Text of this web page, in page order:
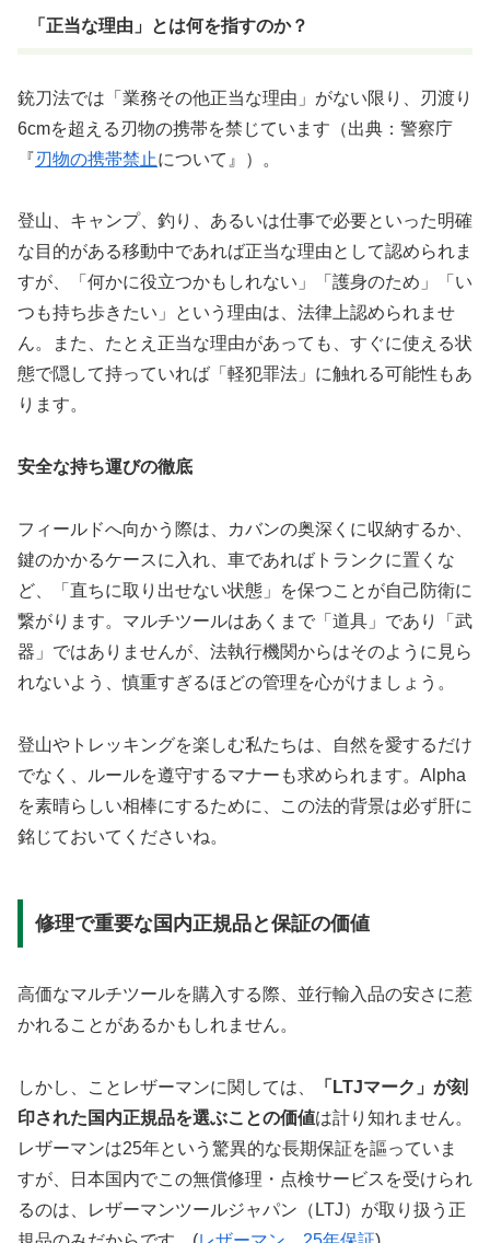
「正当な理由」とは何を指すのか？
銃刀法では「業務その他正当な理由」がない限り、刃渡り
6cmを超える刃物の携帯を禁じています（出典：警察庁
『刃物の携帯禁止について』）。
登山、キャンプ、釣り、あるいは仕事で必要といった明確
な目的がある移動中であれば正当な理由として認められま
すが、「何かに役立つかもしれない」「護身のため」「い
つも持ち歩きたい」という理由は、法律上認められませ
ん。また、たとえ正当な理由があっても、すぐに使える状
態で隠して持っていれば「軽犯罪法」に触れる可能性もあ
ります。
安全な持ち運びの徹底
フィールドへ向かう際は、カバンの奥深くに収納するか、
鍵のかかるケースに入れ、車であればトランクに置くな
ど、「直ちに取り出せない状態」を保つことが自己防衛に
繋がります。マルチツールはあくまで「道具」であり「武
器」ではありませんが、法執行機関からはそのように見ら
れないよう、慎重すぎるほどの管理を心がけましょう。
登山やトレッキングを楽しむ私たちは、自然を愛するだけ
でなく、ルールを遵守するマナーも求められます。Alpha
を素晴らしい相棒にするために、この法的背景は必ず肝に
銘じておいてくださいね。
修理で重要な国内正規品と保証の価値
高価なマルチツールを購入する際、並行輸入品の安さに惹
かれることがあるかもしれません。
しかし、ことレザーマンに関しては、
「LTJマーク」が刻
印された国内正規品を選ぶことの価値は計り知れません。
レザーマンは25年という驚異的な長期保証を謳っていま
すが、日本国内でこの無償修理・点検サービスを受けられ
るのは、レザーマンツールジャパン（LTJ）が取り扱う正